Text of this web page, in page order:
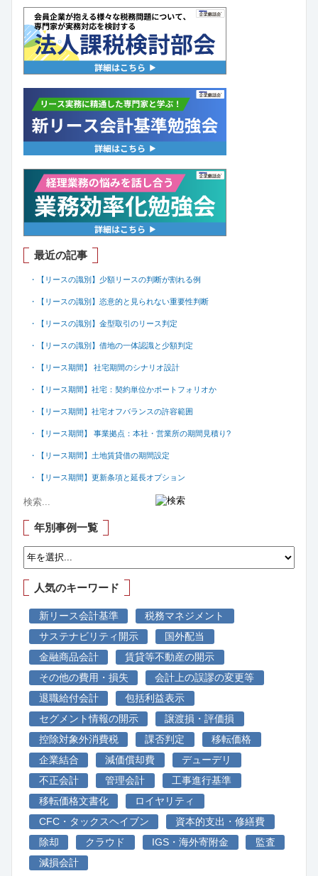
最近の記事
・【リースの識別】少額リースの判断が割れる例
・【リースの識別】恣意的と見られない重要性判断
・【リースの識別】金型取引のリース判定
・【リースの識別】借地の一体認識と少額判定
・【リース期間】 社宅期間のシナリオ設計
・【リース期間】社宅：契約単位かポートフォリオか
・【リース期間】社宅オフバランスの許容範囲
・【リース期間】 事業拠点：本社・営業所の期間見積り?
・【リース期間】土地賃貸借の期間設定
・【リース期間】更新条項と延長オプション
年別事例一覧
人気のキーワード
新リース会計基準
税務マネジメント
サステナビリティ開示
国外配当
金融商品会計
賃貸等不動産の開示
その他の費用・損失
会計上の誤謬の変更等
退職給付会計
包括利益表示
セグメント情報の開示
譲渡損・評価損
控除対象外消費税
課否判定
移転価格
企業結合
減価償却費
デューデリ
不正会計
管理会計
工事進行基準
移転価格文書化
ロイヤリティ
CFC・タックスヘイブン
資本的支出・修繕費
除却
クラウド IGS・海外寄附金
監査
減損会計